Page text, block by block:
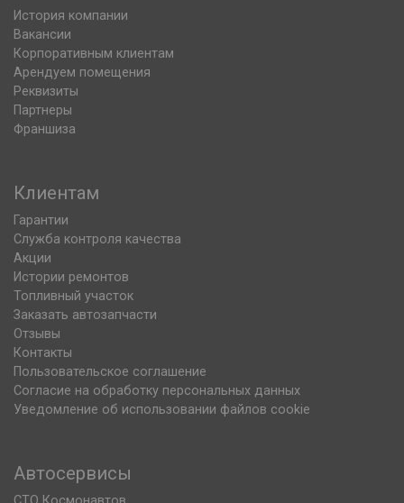
История компании
Вакансии
Корпоративным клиентам
Арендуем помещения
Реквизиты
Партнеры
Франшиза
Клиентам
Гарантии
Служба контроля качества
Акции
Истории ремонтов
Топливный участок
Заказать автозапчасти
Отзывы
Контакты
Пользовательское соглашение
Согласие на обработку персональных данных
Уведомление об использовании файлов cookie
Автосервисы